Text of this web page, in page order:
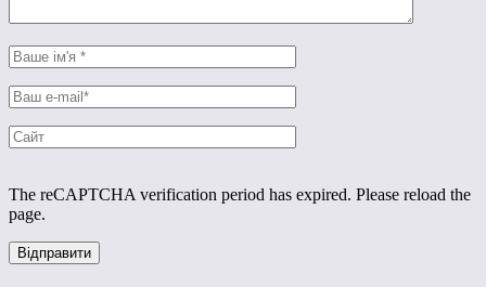
The reCAPTCHA verification period has expired. Please reload the
page.